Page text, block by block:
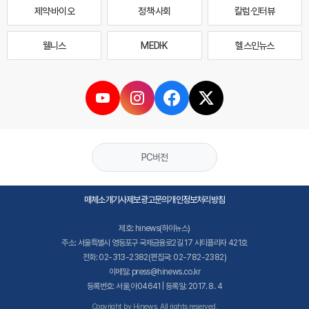
제약·바이오 정책·사회 칼럼·인터뷰
웰니스 MEDI·K 헬스인뉴스
PC버전
매체소개기사제보광고문의개인정보처리방침
제호: hinews(하이뉴스)
주소: 서울특별시 영등포구 국제금융로2길 17 시티플라자 421호
전화: 02-313-2382(편집국: 02-782-2382)
이메일: press@hinews.co.kr
등록번호: 서울,아04641 | 등록일: 2017. 8. 4
Copyright by Hinews. All rights reserved.